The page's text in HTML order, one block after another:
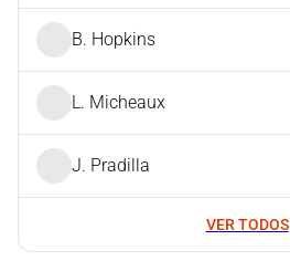
B. Hopkins
L. Micheaux
J. Pradilla
VER TODOS